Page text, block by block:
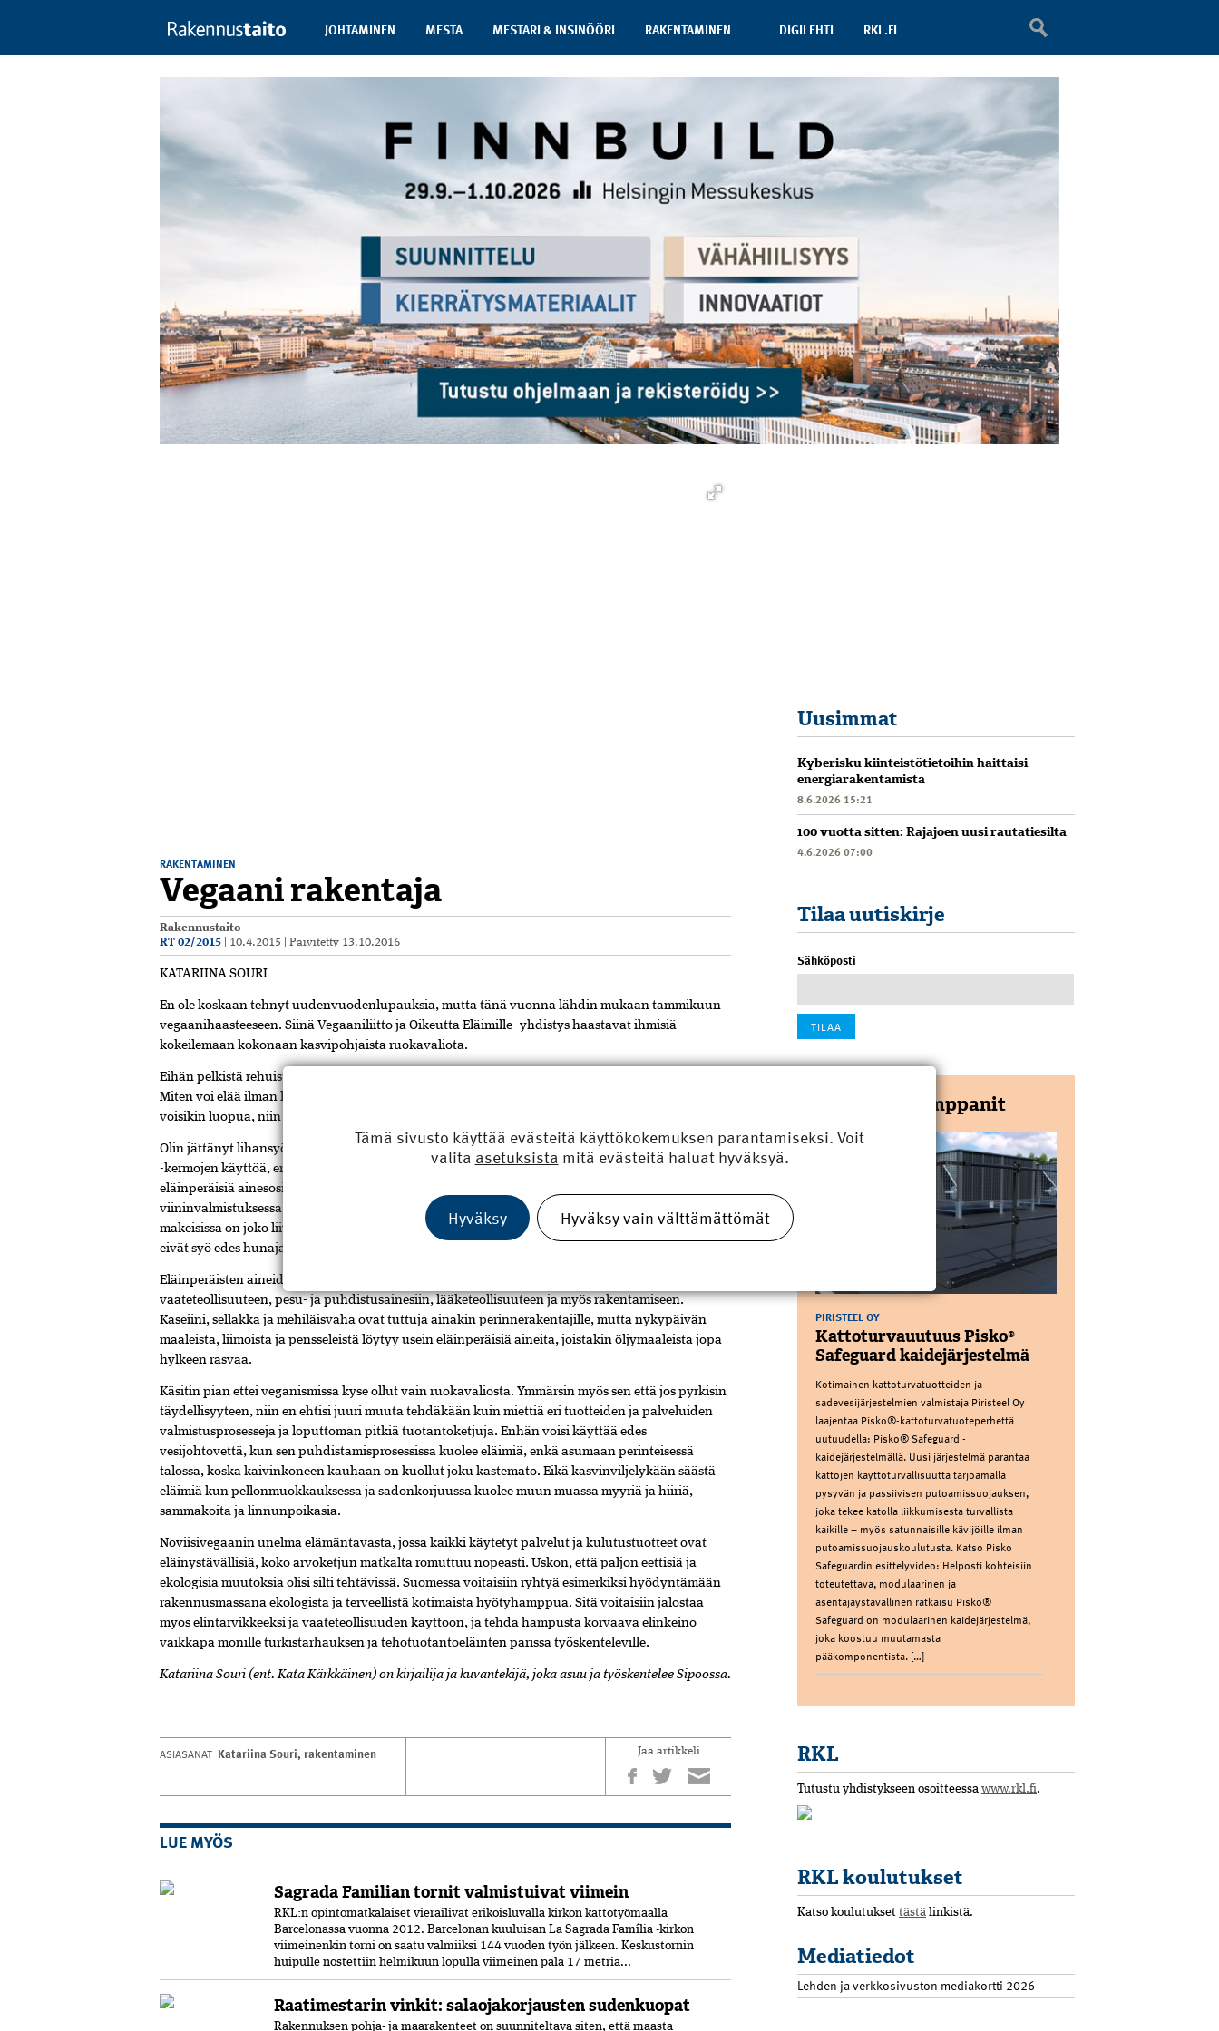
JOHTAMINEN MESTA MESTARI & INSINÖÖRI RAKENTAMINEN DIGILEHTI RKL.FI
RAKENTAMINEN
Vegaani rakentaja
Rakennustaito
RT 02/2015
10.4.2015 |Päivitetty 13.10.2016
KATARIINA SOURI
En ole koskaan tehnyt uudenvuodenlupauksia, mutta tänä vuonna lähdin mukaan tammikuun
vegaanihaasteeseen. Siinä Vegaaniliitto ja Oikeutta Eläimille -yhdistys haastavat ihmisiä
kokeilemaan kokonaan kasvipohjaista ruokavaliota.
Eihän pelkistä rehuista rakennu riittävän ravitsevia ja kylläiseksi tekeviä aterioita, moni ajattelee.
Miten voi elää ilman lihaa, kalaa, maitotuotteita ja kananmunia? Jos vaikka kaikesta muusta
voisikin luopua, niin juustosta ja äyriäisistä ei koskaan!
Olin jättänyt lihansyönnin jo aiemmin, mutta silti muutos oli raju. Oli opeteltava kasvimaitojen ja
-kermojen käyttöä, erilaisten papu- ja soijapohjaisten ruokien valmistusta ja perehdyttävä
eläinperäisiä ainesosia sisältäviin lisäaineisiin. Yllätyksiä tuli paljon: en tiennyt että esimerkiksi
viininvalmistuksessa käytetään kirkastusprosessissa vaikkapa luujauhoa ja että lähes kaikissa
makeisissa on joko liivatetta tai karmiinia, väriainetta jota jauhetaan kirvoista. Monet vegaanit
eivät syö edes hunajaa.
Eläinperäisten aineiden hyödyntäminen on levinnyt laajalti aina elintarvikkeista kosmetiikkaan,
vaateteollisuuteen, pesu- ja puhdistusainesiin, lääketeollisuuteen ja myös rakentamiseen.
Kaseiini, sellakka ja mehiläisvaha ovat tuttuja ainakin perinnerakentajille, mutta nykypäivän
maaleista, liimoista ja pensseleistä löytyy usein eläinperäisiä aineita, joistakin öljymaaleista jopa
hylkeen rasvaa.
Käsitin pian ettei veganismissa kyse ollut vain ruokavaliosta. Ymmärsin myös sen että jos pyrkisin
täydellisyyteen, niin en ehtisi juuri muuta tehdäkään kuin miettiä eri tuotteiden ja palveluiden
valmistusprosesseja ja loputtoman pitkiä tuotantoketjuja. Enhän voisi käyttää edes
vesijohtovettä, kun sen puhdistamisprosessissa kuolee eläimiä, enkä asumaan perinteisessä
talossa, koska kaivinkoneen kauhaan on kuollut joku kastemato. Eikä kasvinviljelykään säästä
eläimiä kun pellonmuokkauksessa ja sadonkorjuussa kuolee muun muassa myyriä ja hiiriä,
sammakoita ja linnunpoikasia.
Noviisivegaanin unelma elämäntavasta, jossa kaikki käytetyt palvelut ja kulutustuotteet ovat
eläinystävällisiä, koko arvoketjun matkalta romuttuu nopeasti. Uskon, että paljon eettisiä ja
ekologisia muutoksia olisi silti tehtävissä. Suomessa voitaisiin ryhtyä esimerkiksi hyödyntämään
rakennusmassana ekologista ja terveellistä kotimaista hyötyhamppua. Sitä voitaisiin jalostaa
myös elintarvikkeeksi ja vaateteollisuuden käyttöön, ja tehdä hampusta korvaava elinkeino
vaikkapa monille turkistarhauksen ja tehotuotantoeläinten parissa työskenteleville.
Katariina Souri (ent. Kata Kärkkäinen) onkirjailija ja kuvantekijä, joka asuu ja työskentelee Sipoossa.
ASIASANAT Katariina Souri, rakentaminen Jaa artikkeli
LUE MYÖS
Sagrada Familian tornit valmistuivat viimein
RKL:n opintomatkalaiset vierailivat erikoisluvalla kirkon kattotyömaalla
Barcelonassa vuonna 2012. Barcelonan kuuluisan La Sagrada Família -kirkon
viimeinenkin torni on saatu valmiiksi­ 144 vuoden työn jälkeen. Keskustornin
huipulle nostettiin helmikuun lopulla viimeinen pala 17 metriä...
Raatimestarin vinkit: salaojakorjausten sudenkuopat
Rakennuksen pohja- ja maarakenteet on suunniteltava siten, että maasta
Uusimmat
Kyberisku kiinteistötietoihin haittaisi
energiarakentamista
8.6.2026 15:21
100 vuotta sitten: Rajajoen uusi rautatiesilta
4.6.2026 07:00
Tilaa uutiskirje
Sähköposti
Yhteistyökumppanit
PIRISTEEL OY
Kattoturvauutuus Pisko®
Safeguard kaidejärjestelmä
Kotimainen kattoturvatuotteiden ja
sadevesijärjestelmien valmistaja Piristeel Oy
laajentaa Pisko®-kattoturvatuoteperhettä
uutuudella: Pisko® Safeguard -
kaidejärjestelmällä. Uusi järjestelmä parantaa
kattojen käyttöturvallisuutta tarjoamalla
pysyvän ja passiivisen putoamissuojauksen,
joka tekee katolla liikkumisesta turvallista
kaikille – myös satunnaisille kävijöille ilman
putoamissuojauskoulutusta. Katso Pisko
Safeguardin esittelyvideo: Helposti kohteisiin
toteutettava, modulaarinen ja
asentajaystävällinen ratkaisu Pisko®
Safeguard on modulaarinen kaidejärjestelmä,
joka koostuu muutamasta
pääkomponentista. […]
RKL
Tutustu yhdistykseen osoitteessa www.rkl.fi.
RKL koulutukset
Katso koulutukset tästä linkistä.
Mediatiedot
Lehden ja verkkosivuston mediakortti 2026
Tämä sivusto käyttää evästeitä käyttökokemuksen parantamiseksi. Voit
valita asetuksista mitä evästeitä haluat hyväksyä.
Hyväksy Hyväksy vain välttämättömät